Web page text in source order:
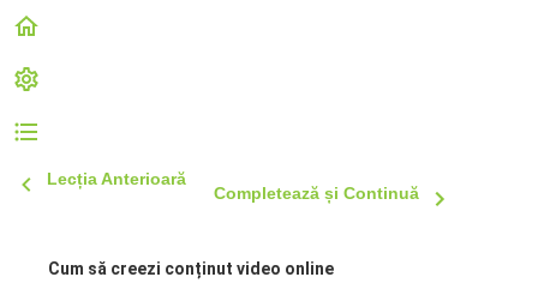
Lecția Anterioară
Completează și Continuă
Cum să creezi conținut video online